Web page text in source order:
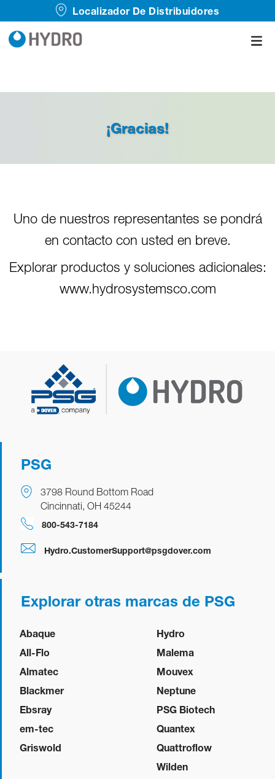
Localizador De Distribuidores
¡Gracias!
Uno de nuestros representantes se pondrá
en contacto con usted en breve.
Explorar productos y soluciones adicionales:
www.hydrosystemsco.com
PSG
3798 Round Bottom Road
Cincinnati, OH 45244
800-543-7184
Hydro.CustomerSupport@psgdover.com
Explorar otras marcas de PSG
Abaque
All-Flo
Almatec
Blackmer
Ebsray
em-tec
Griswold
Hydro
Malema
Mouvex
Neptune
PSG Biotech
Quantex
Quattroflow
Wilden